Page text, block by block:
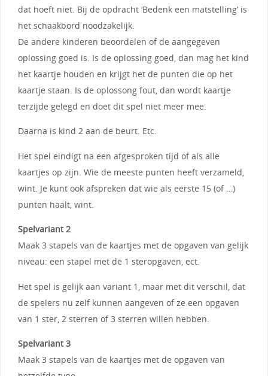
dat hoeft niet. Bij de opdracht ‘Bedenk een matstelling’ is
het schaakbord noodzakelijk.
De andere kinderen beoordelen of de aangegeven
oplossing goed is. Is de oplossing goed, dan mag het kind
het kaartje houden en krijgt het de punten die op het
kaartje staan. Is de oplossong fout, dan wordt kaartje
terzijde gelegd en doet dit spel niet meer mee.
Daarna is kind 2 aan de beurt. Etc.
Het spel eindigt na een afgesproken tijd of als alle
kaartjes op zijn. Wie de meeste punten heeft verzameld,
wint. Je kunt ook afspreken dat wie als eerste 15 (of …)
punten haalt, wint.
Spelvariant 2
Maak 3 stapels van de kaartjes met de opgaven van gelijk
niveau: een stapel met de 1 steropgaven, ect.
Het spel is gelijk aan variant 1, maar met dit verschil, dat
de spelers nu zelf kunnen aangeven of ze een opgaven
van 1 ster, 2 sterren of 3 sterren willen hebben.
Spelvariant 3
Maak 3 stapels van de kaartjes met de opgaven van